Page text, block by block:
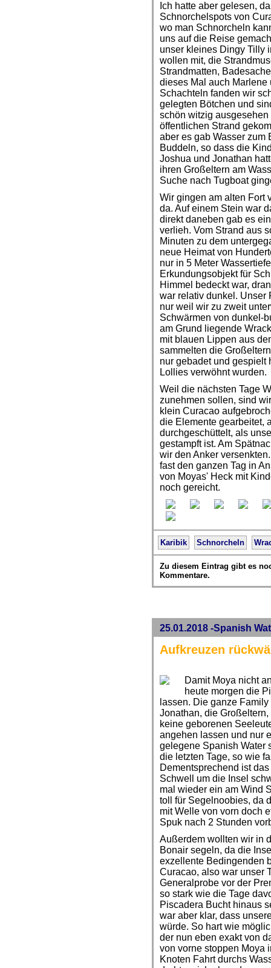
Ich hatte aber gelesen,
Schnorchelspots von
wo man Schnorcheln
uns auf die Reise
unser kleines Dingy Tilly
wollen mit, die
Strandmatten,
dieses Mal auch
Schachteln fanden wir
gelegten Bötchen und
schön witzig
öffentlichen Strand
aber es gab Wasser
Buddeln, so dass die
Joshua und Jonathan
ihren Großeltern am
Suche nach Tugboat
Wir gingen am alten Fort
da. Auf einem Stein war
direkt daneben gab es
verlieh. Vom Strand aus
Minuten zu dem
neue Heimat von
nur in 5 Meter
Erkundungsobjekt für
Himmel bedeckt war,
war relativ dunkel. Unser
nur weil wir zu zweit
Schwärmen von dunkel-
am Grund liegende
mit blauen Lippen aus
sammelten die
nur gebadet und gespielt
Lollies verwöhnt wurden.
Weil die nächsten Tage
zunehmen sollen, sind
klein Curacao
die Elemente gearbeitet,
durchgeschüttelt, als
gestampft ist. Am
wir den Anker
fast den ganzen Tag in
von Moyas' Heck mit
noch gereicht.
Karibik Schnorcheln
Zu diesem Eintrag gibt es
Kommentare.
25.01.2018 -Spanish
Aufkreuzen
Damit Moya nicht
heute morgen die
lassen. Die ganze
Jonathan, die
keine geborenen
angehen lassen und nur
gelegene Spanish Water
die letzten Tage, so wie
Dementsprechend ist
Schwell um die Insel
mal wieder ein am Wind
toll für Segelnoobies, da
mit Welle von vorn doch
Spuk nach 2 Stunden
Außerdem wollten wir in
Bonair segeln, da die
exzellente Bedingenden
Curacao, also war unser
Generalprobe vor der
so stark wie die Tage
Piscadera Bucht hinaus
war aber klar, dass
würde. So hart wie
der nun eben exakt von
von vorne stoppen Moya
Knoten Fahrt durchs